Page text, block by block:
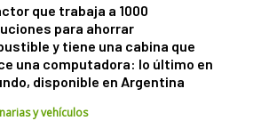
que trabaja a 1000
para ahorrar
y tiene una cabina que
una computadora: lo último en
disponible en Argentina
y vehículos